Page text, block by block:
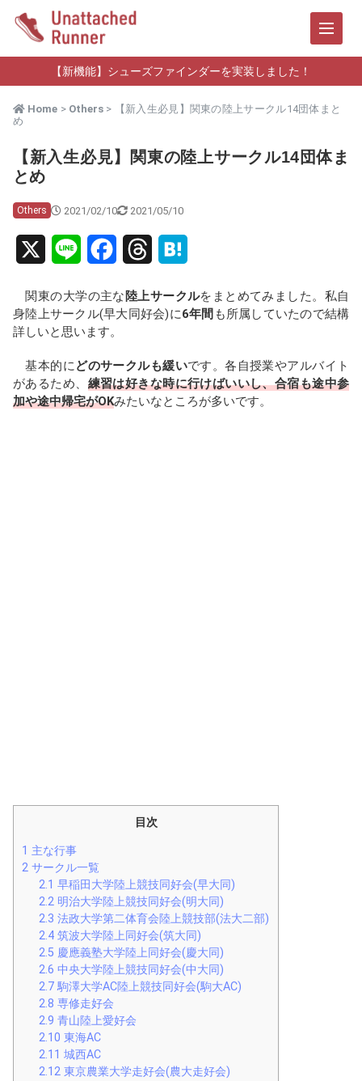
【新機能】シューズファインダーを実装しました！
Home > Others> 【新入生必見】関東の陸上サークル14団体まと
め
【新入生必見】関東の陸上サークル14団体ま
とめ
Others 2021/02/10 2021/05/10
n
e
c
b
o
r
a
d
t
n
a
関東の大学の主な 陸上サークルをまとめてみました。私自
身陸上サークル(早大同好会)に6年間 も所属していたので結構
詳しいと思います。
基本的にどのサークルも緩いです。各自授業やアルバイト
があるため、 練習は好きな時に行けばいいし、合宿も途中参
加や途中帰宅がOKみたいなところが多いです。
目次
1 主な行事
2 サークル一覧
2.1 早稲田大学陸上競技同好会(早大同)
2.2 明治大学陸上競技同好会(明大同)
2.3 法政大学第二体育会陸上競技部(法大二部)
2.4 筑波大学陸上同好会(筑大同)
2.5 慶應義塾大学陸上同好会(慶大同)
2.6 中央大学陸上競技同好会(中大同)
2.7駒澤大学AC陸上競技同好会(駒大AC)
2.8 専修走好会
2.9 青山陸上愛好会
2.10 東海AC
2.11 城西AC
2.12 東京農業大学走好会(農大走好会)